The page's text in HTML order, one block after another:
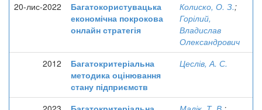
20-лис-2022
Багатокористувацька
економічна покрокова
онлайн стратегія
Колиско, О. З.;
Горілий,
Владислав
Олександрович
2012
Багатокритеріальна
методика оцінювання
стану підприємств
Цеслів, А. С.